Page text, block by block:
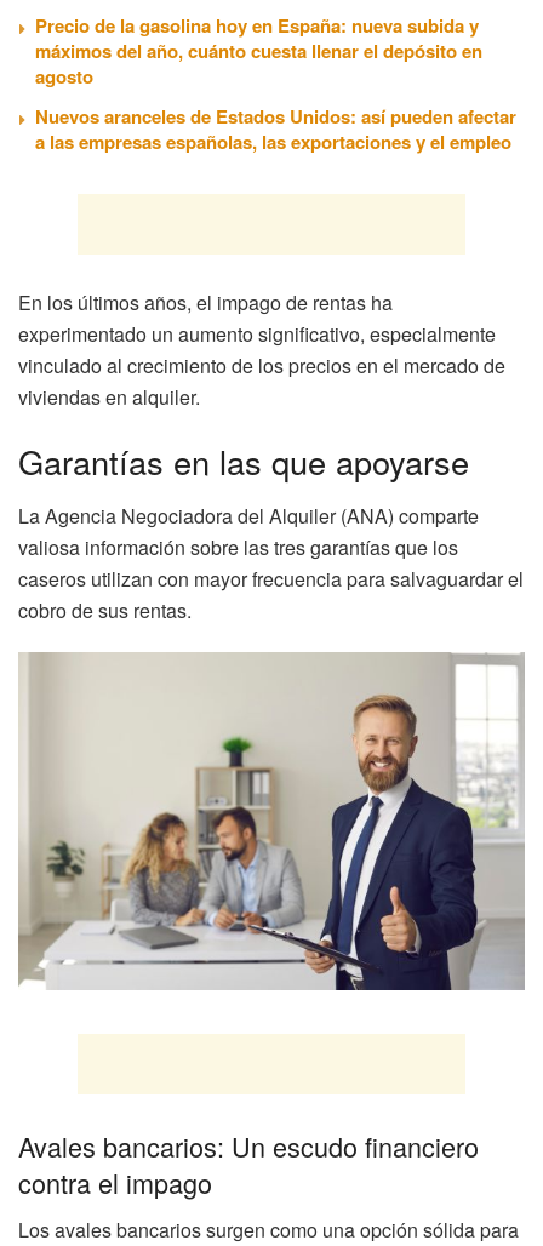
Precio de la gasolina hoy en España: nueva subida y
máximos del año, cuánto cuesta llenar el depósito en
agosto
Nuevos aranceles de Estados Unidos: así pueden afectar
a las empresas españolas, las exportaciones y el empleo
En los últimos años, el impago de rentas ha
experimentado un aumento significativo, especialmente
vinculado al crecimiento de los precios en el mercado de
viviendas en alquiler.
Garantías en las que apoyarse
La Agencia Negociadora del Alquiler (ANA) comparte
valiosa información sobre las tres garantías que los
caseros utilizan con mayor frecuencia para salvaguardar el
cobro de sus rentas.
Avales bancarios: Un escudo financiero
contra el impago
Los avales bancarios surgen como una opción sólida para